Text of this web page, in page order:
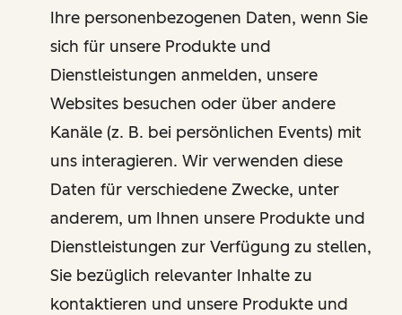
Ihre personenbezogenen Daten, wenn Sie
sich für unsere Produkte und
Dienstleistungen anmelden, unsere
Websites besuchen oder über andere
Kanäle (z. B. bei persönlichen Events) mit
uns interagieren. Wir verwenden diese
Daten für verschiedene Zwecke, unter
anderem, um Ihnen unsere Produkte und
Dienstleistungen zur Verfügung zu stellen,
Sie bezüglich relevanter Inhalte zu
kontaktieren und unsere Produkte und